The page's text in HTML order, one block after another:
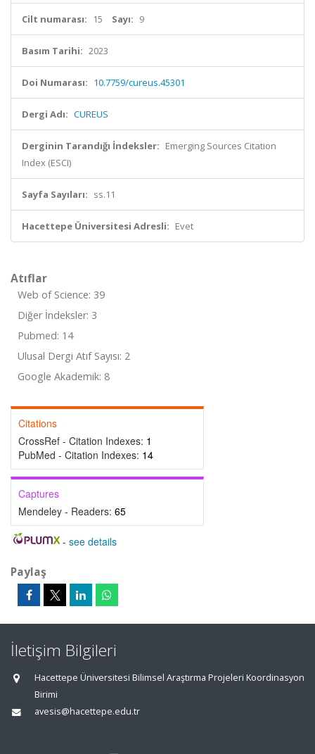
Cilt numarası: 15 Sayı: 9
Basım Tarihi: 2023
Doi Numarası: 10.7759/cureus.45301
Dergi Adı: CUREUS
Derginin Tarandığı İndeksler: Emerging Sources Citation
Index (ESCI)
Sayfa Sayıları: ss.11
Hacettepe Üniversitesi Adresli: Evet
Atıflar
Web of Science: 39
Diğer İndeksler: 3
Pubmed: 14
Ulusal Dergi Atıf Sayısı: 2
Google Akademik: 8
Citations
CrossRef - Citation Indexes: 1
PubMed - Citation Indexes: 14
Captures
Mendeley - Readers: 65
- see details
Paylaş
İletişim Bilgileri
Hacettepe Üniversitesi Bilimsel Araştırma Projeleri Koordinasyon
Birimi
avesis@hacettepe.edu.tr